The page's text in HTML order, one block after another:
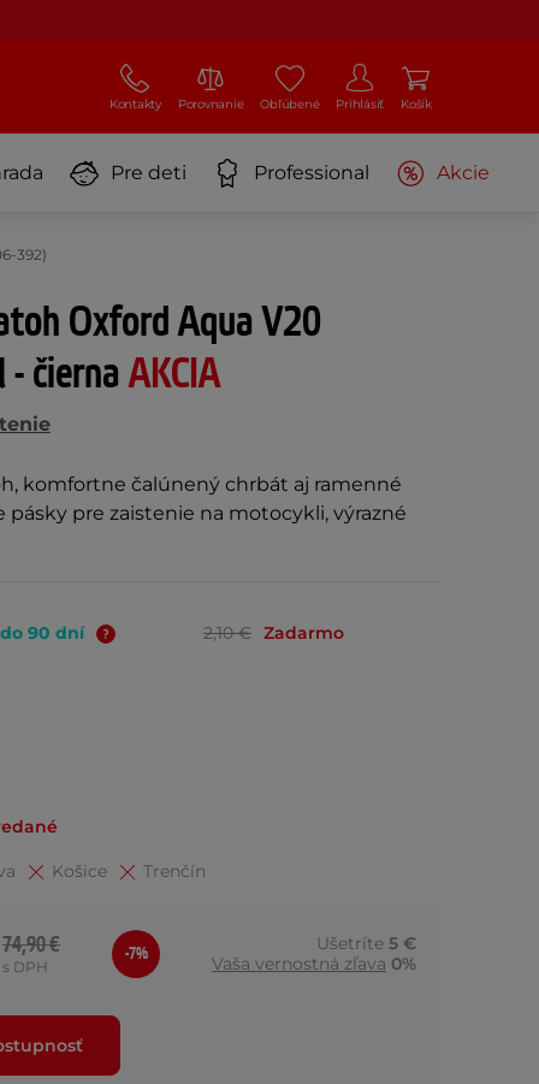
Kontakty Porovnanie Obľúbené Prihlásiť Košík
Pre deti Professional Akcie
392)
Oxford Aqua V20
- čiernaAKCIA
komfortne čalúnený chrbát aj ramenné
pásky pre zaistenie na motocykli, výrazné
90 dní 2,10 € Zadarmo
Košice Trenčín
74,90 €
s DPH
-7% Ušetríte 5 €
Vaša vernostná zľava 0%